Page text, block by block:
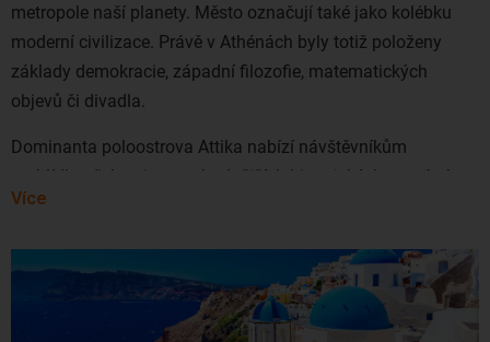
metropole naší planety. Město označují také jako kolébku
moderní civilizace. Právě v Athénách byly totiž položeny
základy demokracie, západní filozofie, matematických
objevů či divadla.
Dominanta poloostrova Attika nabízí návštěvníkům
prohlídku těch nejpozoruhodnějších historických památek
antických dob. Hrdě připomínají legendární dobu, kdy byl
Po prohlídce památek si v Athénách můžete odpočinout v
Více